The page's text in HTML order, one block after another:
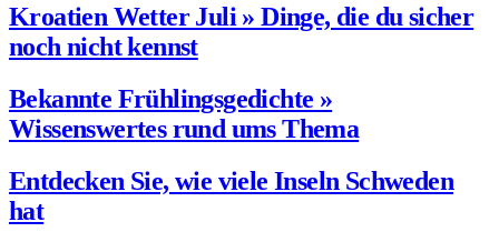
Kroatien Wetter Juli » Dinge, die du sicher
noch nicht kennst
Bekannte Frühlingsgedichte »
Wissenswertes rund ums Thema
Entdecken Sie, wie viele Inseln Schweden
hat